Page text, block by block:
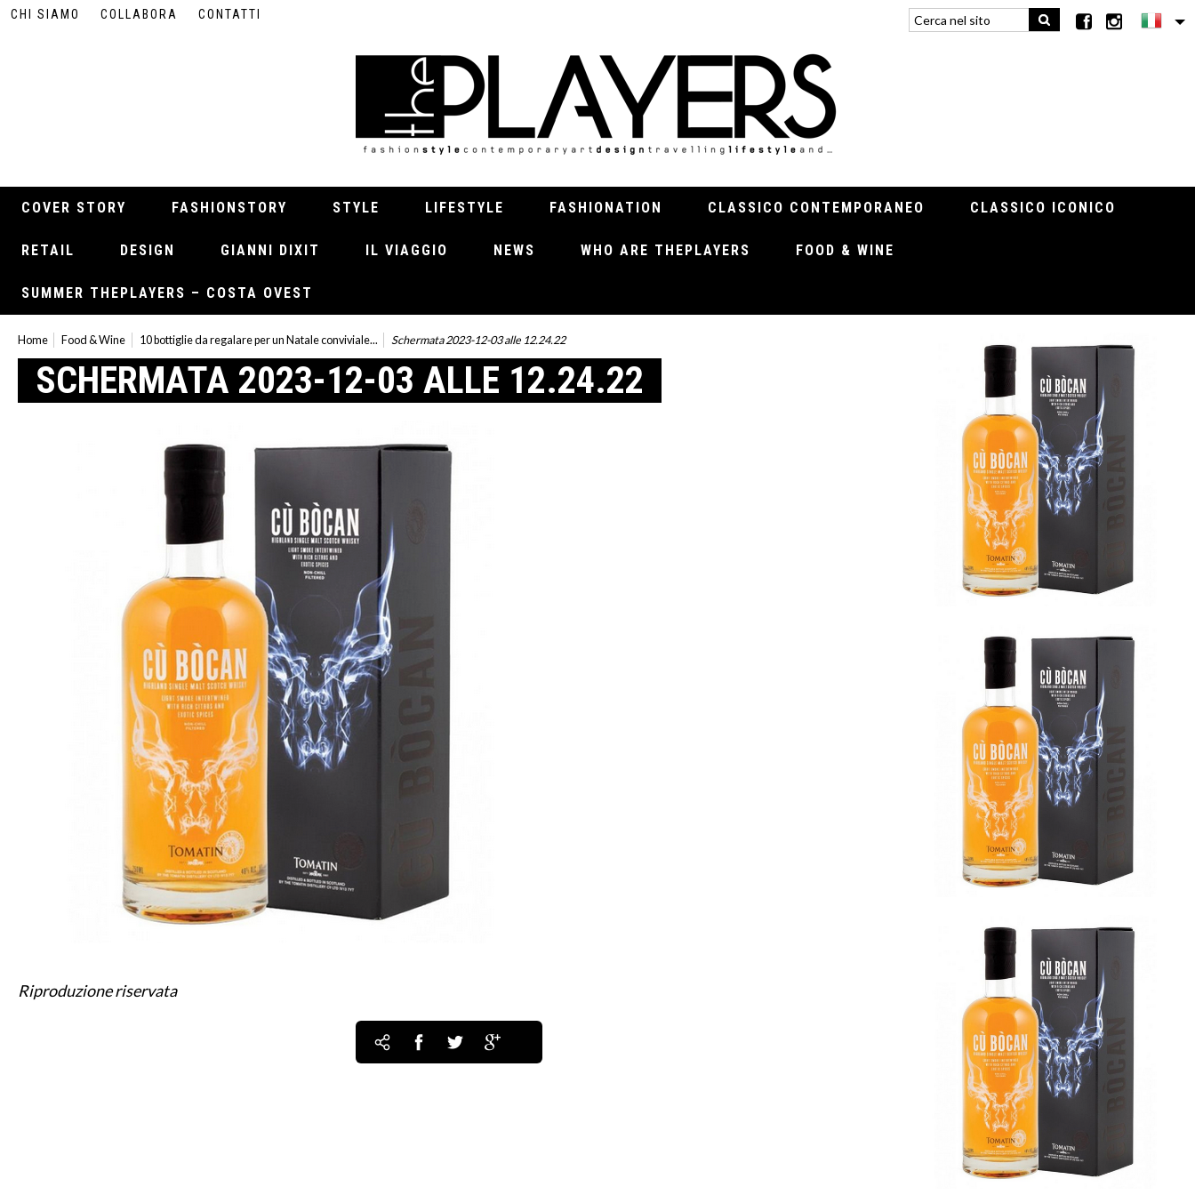
CHI SIAMO COLLABORA CONTATTI
COVER STORY FASHIONSTORY STYLE LIFESTYLE FASHIONATION CLASSICO CONTEMPORANEO CLASSICO ICONICO
RETAIL DESIGN GIANNI DIXIT IL VIAGGIO NEWS WHO ARE THEPLAYERS FOOD & WINE
SUMMER THEPLAYERS – COSTA OVEST
Home Food & Wine 10 bottiglie da regalare per un Natale conviviale... Schermata 2023-12-03 alle 12.24.22
SCHERMATA 2023-12-03 ALLE 12.24.22
Riproduzione riservata